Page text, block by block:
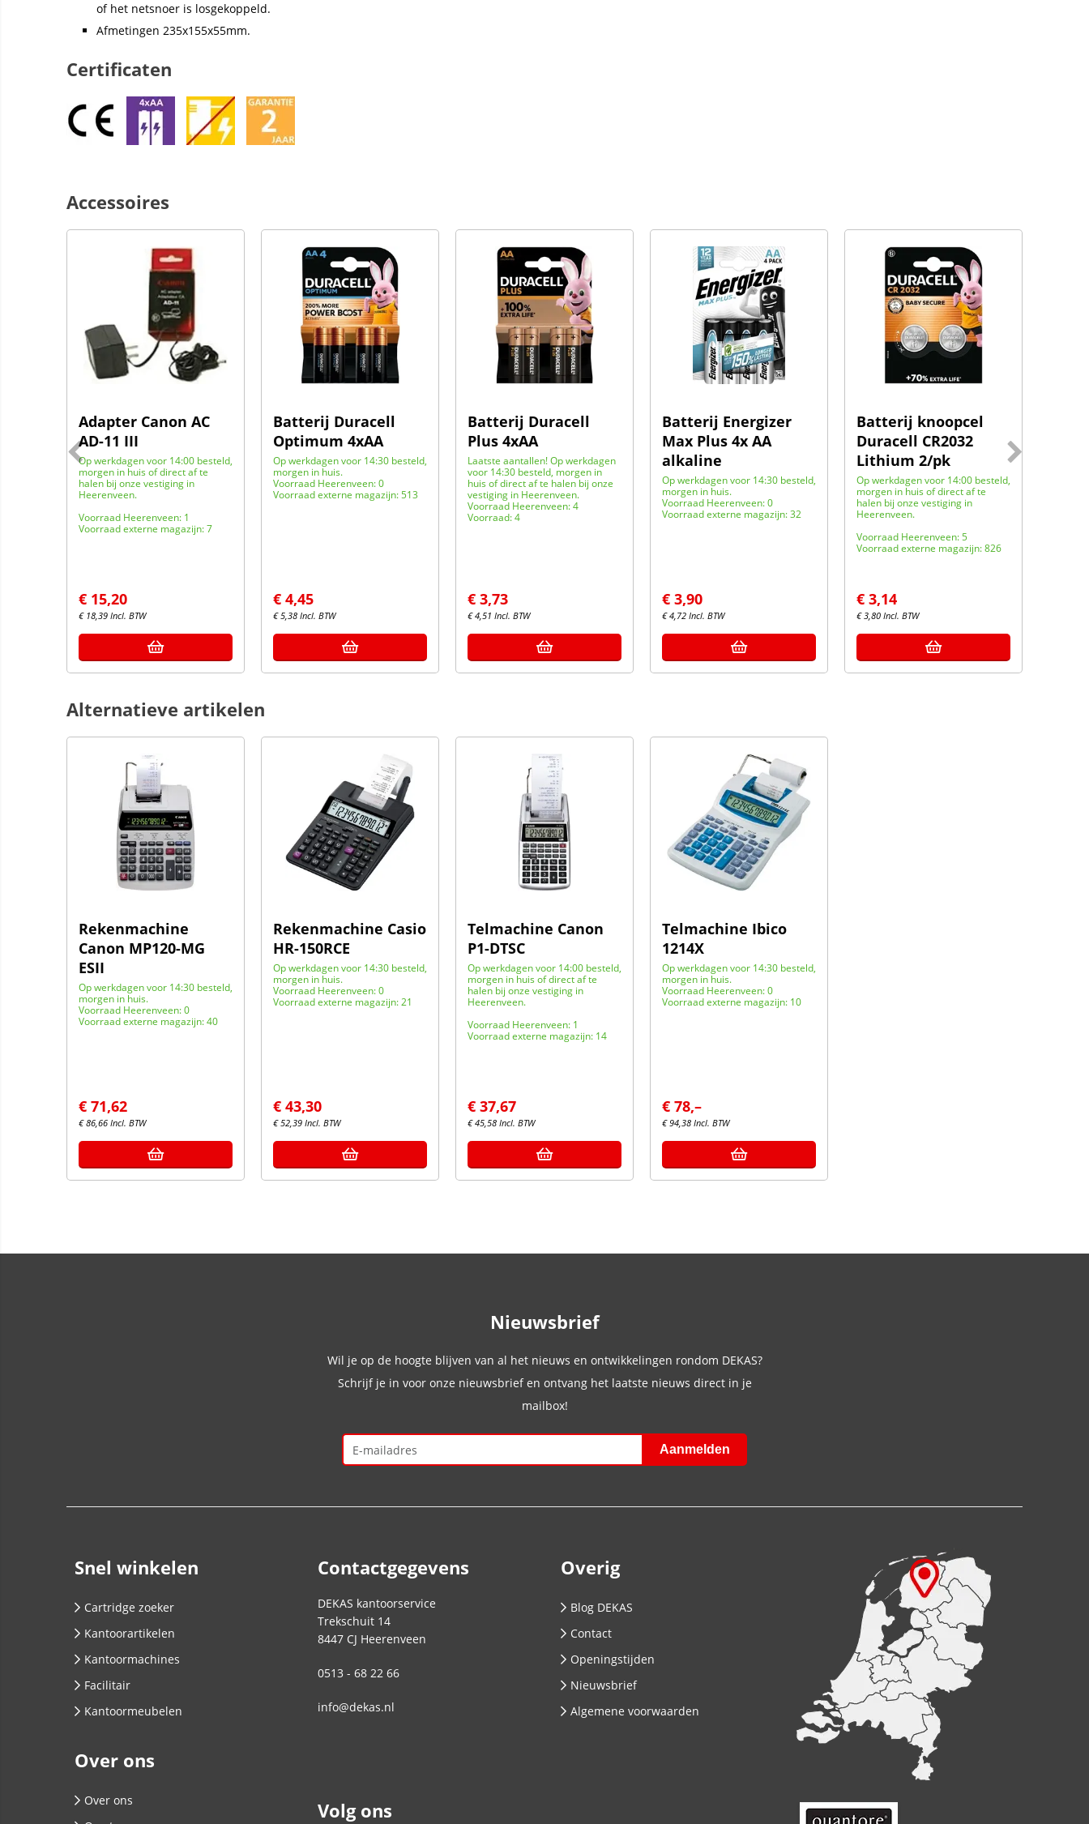
of het netsnoer is losgekoppeld.
Afmetingen 235x155x55mm.
Certificaten
Accessoires
Adapter Canon AC
AD-11 III
Op werkdagen voor 14:00 besteld,
morgen in huis of direct af te
halen bij onze vestiging in
Heerenveen.
Voorraad Heerenveen: 1
Voorraad externe magazijn: 7
€ 15,20
€ 18,39 Incl. BTW
Batterij Duracell
Optimum 4xAA
Op werkdagen voor 14:30 besteld,
morgen in huis.
Voorraad Heerenveen: 0
Voorraad externe magazijn: 513
€ 4,45
€5,38 Incl. BTW
Batterij Duracell
Plus 4xAA
Laatste aantallen! Op werkdagen
voor 14:30 besteld, morgen in
huis of direct af te halen bij onze
vestiging in Heerenveen.
Voorraad Heerenveen: 4
Voorraad: 4
€ 3,73
€4,51 Incl. BTW
Batterij Energizer
Max Plus 4x AA
alkaline
Op werkdagen voor 14:30 besteld,
morgen in huis.
Voorraad Heerenveen: 0
Voorraad externe magazijn: 32
€ 3,90
€4,72 Incl. BTW
Batterij knoopcel
Duracell CR2032
Lithium 2/pk
Op werkdagen voor 14:00 besteld,
morgen in huis of direct af te
halen bij onze vestiging in
Heerenveen.
Voorraad Heerenveen: 5
Voorraad externe magazijn: 826
€ 3,14
€3,80 Incl. BTW
Alternatieve artikelen
Rekenmachine
Canon MP120-MG
ESII
Op werkdagen voor 14:30 besteld,
morgen in huis.
Voorraad Heerenveen: 0
Voorraad externe magazijn: 40
€ 71,62
€86,66 Incl. BTW
Rekenmachine Casio
HR-150RCE
Op werkdagen voor 14:30 besteld,
morgen in huis.
Voorraad Heerenveen: 0
Voorraad externe magazijn: 21
€ 43,30
€52,39 Incl. BTW
Telmachine Canon
P1-DTSC
Op werkdagen voor 14:00 besteld,
morgen in huis of direct af te
halen bij onze vestiging in
Heerenveen.
Voorraad Heerenveen: 1
Voorraad externe magazijn: 14
€ 37,67
€45,58 Incl. BTW
Telmachine Ibico
1214X
Op werkdagen voor 14:30 besteld,
morgen in huis.
Voorraad Heerenveen: 0
Voorraad externe magazijn: 10
€ 78,–
€94,38 Incl. BTW
Nieuwsbrief
Wil je op de hoogte blijven van al het nieuws en ontwikkelingen rondom DEKAS?
Schrijf je in voor onze nieuwsbrief en ontvang het laatste nieuws direct in je
mailbox!
Snel winkelen
Cartridge zoeker
Kantoorartikelen
Kantoormachines
Facilitair
Kantoormeubelen
Over ons
Over ons
Contactgegevens
DEKAS kantoorservice
Trekschuit 14
8447 CJ Heerenveen
0513 - 68 22 66
info@dekas.nl
Volg ons
Overig
Blog DEKAS
Contact
Openingstijden
Nieuwsbrief
Algemene voorwaarden